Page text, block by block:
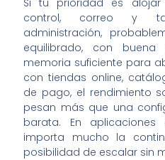
control, correo y
administración,
equilibrado, con
memoria suficiente para
con tiendas online,
de pago, el rendimiento
pesan más que una
barata. En aplicaciones
importa mucho la
posibilidad de escalar sin